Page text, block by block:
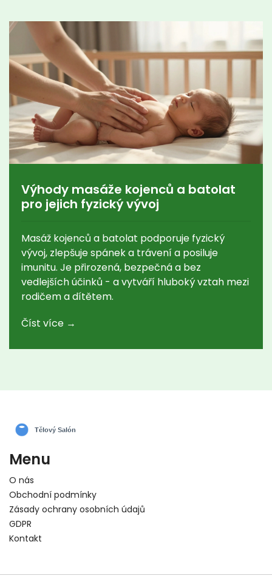
Výhody masáže kojenců a batolat
pro jejich fyzický vývoj
Masáž kojenců a batolat podporuje fyzický
vývoj, zlepšuje spánek a trávení a posiluje
imunitu. Je přirozená, bezpečná a bez
vedlejších účinků - a vytváří hluboký vztah mezi
rodičem a dítětem.
Číst více →
Menu
O nás
Obchodní podmínky
Zásady ochrany osobních údajů
GDPR
Kontakt